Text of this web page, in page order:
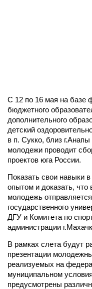
С 12 по 16 мая на базе
бюджетного
дополнительного
детский
в п. Сукко, близ
молодежи проводит
проектов юга России.
Показать свои навыки
опытом и доказать, что
молодежь
государственного
ДГУ и Комитета по
администрации
В рамках слета будут
презентации
реализуемых на
муниципальном
предусмотрены